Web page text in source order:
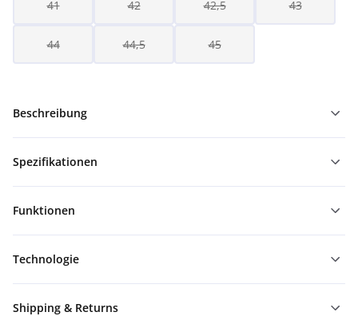
41 42 42,5 43
44 44,5 45
Beschreibung
Spezifikationen
Funktionen
Technologie
Shipping & Returns